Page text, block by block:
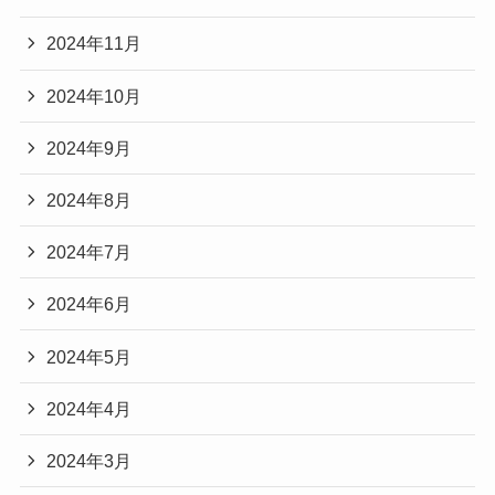
2024年11月
2024年10月
2024年9月
2024年8月
2024年7月
2024年6月
2024年5月
2024年4月
2024年3月